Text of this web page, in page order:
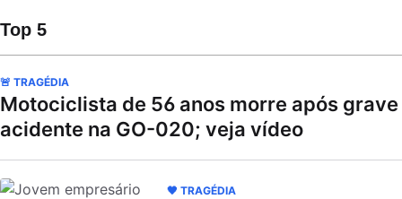
Top 5
🚨 TRAGÉDIA
Motociclista de 56 anos morre após grave
acidente na GO-020; veja vídeo
🖤 TRAGÉDIA